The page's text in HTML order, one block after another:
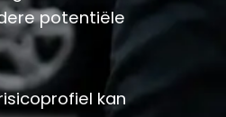
potentiële
kan